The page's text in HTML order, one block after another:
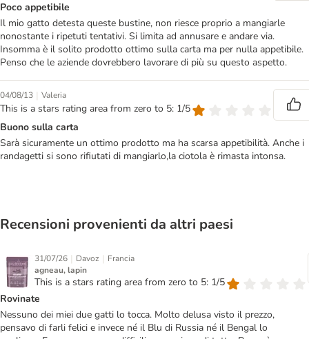
Poco appetibile
Il mio gatto detesta queste bustine, non riesce proprio a mangiarle
nonostante i ripetuti tentativi. Si limita ad annusare e andare via.
Insomma è il solito prodotto ottimo sulla carta ma per nulla appetibile.
Penso che le aziende dovrebbero lavorare di più su questo aspetto.
04/08/13 | Valeria
This is a stars rating area from zero to 5: 1/5
Buono sulla carta
Sarà sicuramente un ottimo prodotto ma ha scarsa appetibilità. Anche i
randagetti si sono rifiutati di mangiarlo,la ciotola è rimasta intonsa.
Recensioni provenienti da altri paesi
31/07/26 | Davoz | Francia
agneau, lapin
This is a stars rating area from zero to 5: 1/5
Rovinate
Nessuno dei miei due gatti lo tocca. Molto delusa visto il prezzo,
pensavo di farli felici e invece né il Blu di Russia né il Bengal lo